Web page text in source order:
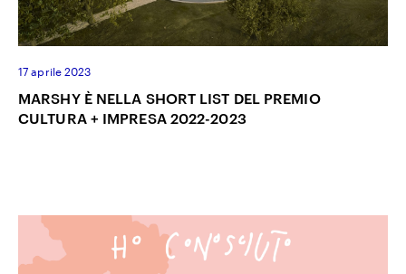
17 aprile 2023
MARSHY È NELLA SHORT LIST DEL PREMIO
CULTURA + IMPRESA 2022-2023